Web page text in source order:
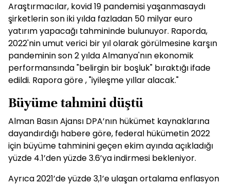
Araştırmacılar, kovid 19 pandemisi yaşanmasaydı
şirketlerin son iki yılda fazladan 50 milyar euro
yatırım yapacağı tahmininde bulunuyor. Raporda,
2022'nin umut verici bir yıl olarak görülmesine karşın
pandeminin son 2 yılda Almanya'nın ekonomik
performansında "belirgin bir boşluk" bıraktığı ifade
edildi. Rapora göre , "iyileşme yıllar alacak."
Büyüme tahmini düştü
Alman Basın Ajansı DPA’nın hükümet kaynaklarına
dayandırdığı habere göre, federal hükümetin 2022
için büyüme tahminini geçen ekim ayında açıkladığı
yüzde 4.1’den yüzde 3.6’ya indirmesi bekleniyor.
Ayrıca 2021’de yüzde 3,1’e ulaşan ortalama enflasyon